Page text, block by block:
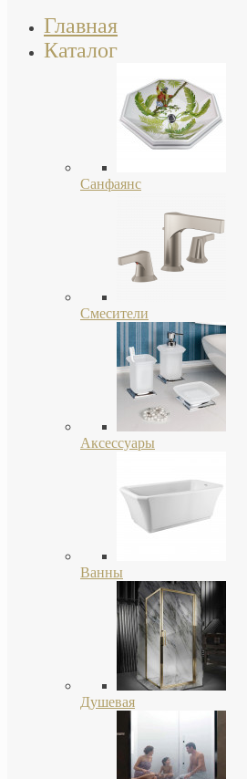
Главная
Каталог
Санфаянс
Смесители
Аксессуары
Ванны
Душевая